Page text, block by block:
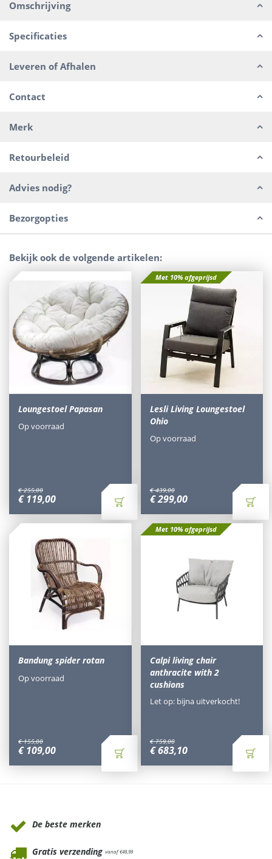
Omschrijving
Specificaties
Leveren of Afhalen
Contact
Merk
Retourbeleid
Advies nodig?
Bezorgopties
Bekijk ook de volgende artikelen:
Loungestoel Papasan
€ 255,00
€ 119,00
Op voorraad
Met 10% afgeprijsd
Lesli Living Loungestoel
Ohio
€ 439,00
€299,00
Op voorraad
Bandung spider rotan
€ 155,00
€ 109,00
Op voorraad
Met 10% afgeprijsd
Calpi living chair
anthracite with 2
cushions
€ 759,00
€ 683,10
Let op: bijna uitverkocht!
De beste merken
Gratis verzending vanaf €49,99